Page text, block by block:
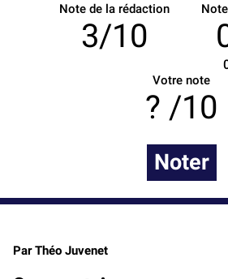
Note de la rédaction
3/10
Votre note
/10
Noter
Par Théo Juvenet